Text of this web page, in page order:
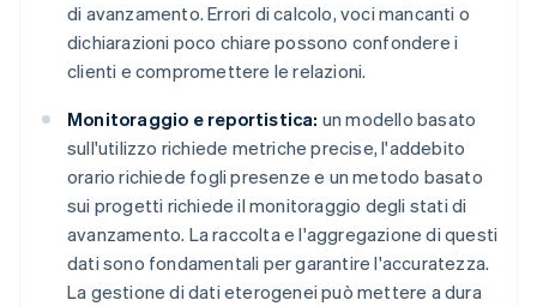
di avanzamento. Errori di calcolo, voci mancanti o
dichiarazioni poco chiare possono confondere i
clienti e compromettere le relazioni.
Monitoraggio e reportistica: un modello basato
sull'utilizzo richiede metriche precise, l'addebito
orario richiede fogli presenze e un metodo basato
sui progetti richiede il monitoraggio degli stati di
avanzamento. La raccolta e l'aggregazione di questi
dati sono fondamentali per garantire l'accuratezza.
La gestione di dati eterogenei può mettere a dura